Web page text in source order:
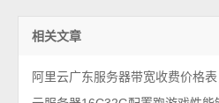
相关文章